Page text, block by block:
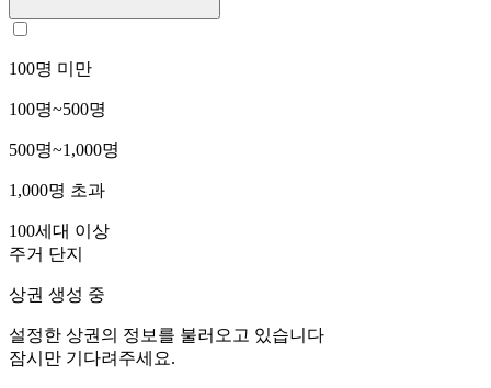
100명 미만
100명~500명
500명~1,000명
1,000명 초과
100세대 이상
주거 단지
상권 생성 중
설정한 상권의 정보를 불러오고 있습니다
잠시만 기다려주세요.